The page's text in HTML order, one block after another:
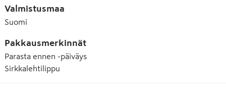
Valmistusmaa
Suomi
Pakkausmerkinnät
Parasta ennen -päiväys
Sirkkalehtilippu